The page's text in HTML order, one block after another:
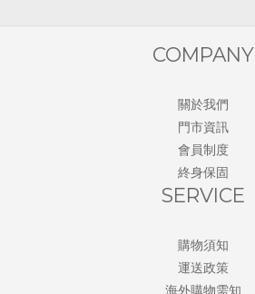
COMPANY
關於我們
門市資訊
會員制度
終身保固
SERVICE
購物須知
運送政策
海外購物需知